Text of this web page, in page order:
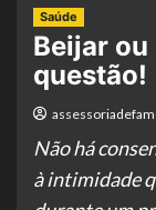
Saúde
Beijar ou
questão!
Não há
à intimidade